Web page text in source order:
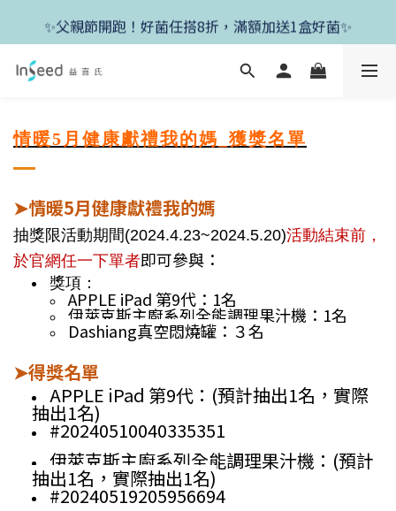
✨新朋友首單現折400+送1盒益生菌，滿額再享免運✨
✨父親節開跑！好菌任搭8折，滿額加送1盒好菌✨
✨新朋友首單現折400+送1盒益生菌，滿額再享免運✨
情暖5月健康獻禮我的媽_獲獎名單
➤情暖5月健康獻禮我的媽
抽獎限活動期間(2024.4.23~2024.5.20)活動結束前，
於官網任一下單者即可參與：
獎項：
APPLE iPad 第9代：1名
伊萊克斯主廚系列全能調理果汁機 ：1名
Dashiang真空悶燒罐：３名
➤得獎名單
APPLE iPad 第9代：(預計抽出1名，實際
抽出1名)
#20240510040335351
伊萊克斯主廚系列全能調理果汁機： (預計
抽出1名，實際抽出1名)
#20240519205956694